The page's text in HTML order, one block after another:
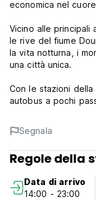
economica nel
Vicino alle principali
le rive del fiume
la vita notturna, i
una città unica.
Con le stazioni
autobus a pochi
Arrivo: 13.00
Partenza: 12.00
Politica di
Segnala
Regole della
Data di arrivo
14:00 - 23:00